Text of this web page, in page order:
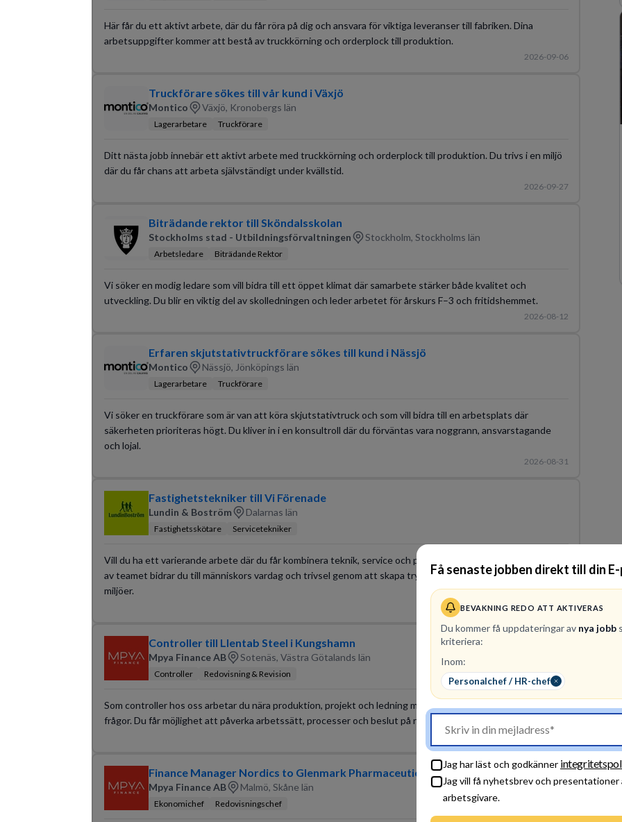
Få senaste jobben direkt till din
BEVAKNING REDO ATT AKTIVERAS
Du kommer få uppdateringar av nya jobb
kriteriera:
Inom:
Personalchef / HR-chef
Jag har läst och godkänner
Jag vill få nyhetsbrev och presentationer
arbetsgivare.
Här får du ett aktivt arbete, där du får röra på dig och ansvara för viktiga leveranser till fabriken. Dina
arbetsuppgifter kommer att bestå av truckkörning och orderplock till produktion.
2026-09-06
Truckförare sökes till vår kund i Växjö
Montico Växjö, Kronobergs län
Lagerarbetare Truckförare
Ditt nästa jobb innebär ett aktivt arbete med truckkörning och orderplock till produktion. Du trivs i en miljö
där du får chans att arbeta självständigt under kvällstid.
2026-09-27
Biträdande rektor till Sköndalsskolan
Stockholms stad - Utbildningsförvaltningen Stockholm, Stockholms län
Arbetsledare Biträdande Rektor
Vi söker en modig ledare som vill bidra till ett öppet klimat där samarbete stärker både kvalitet och
utveckling. Du blir en viktig del av skolledningen och leder arbetet för årskurs F–3 och fritidshemmet.
2026-08-12
Erfaren skjutstativtruckförare sökes till kund i Nässjö
Montico Nässjö, Jönköpings län
Lagerarbetare Truckförare
Vi söker en truckförare som är van att köra skjutstativtruck och som vill bidra till en arbetsplats där
säkerheten prioriteras högt. Du kliver in i en konsultroll där du förväntas vara noggrann, ansvarstagande
och lojal.
2026-08-31
Fastighetstekniker till Vi Förenade
Lundin & Boström Dalarnas län
Fastighetsskötare Servicetekniker
Vill du ha ett varierande arbete där du får kombinera teknik, service och problemlösning? Som en viktig del
av teamet bidrar du till människors vardag och trivsel genom att skapa trygga, välskötta och trivsamma
miljöer.
2026-08-24
Controller till Llentab Steel i Kungshamn
Mpya Finance AB Sotenäs, Västra Götalands län
Controller Redovisning & Revision
Som controller hos oss arbetar du nära produktion, projekt och ledning med både operativa och strategiska
frågor. Du får möjlighet att påverka arbetssätt, processer och beslut på riktigt.
2026-08-13
Finance Manager Nordics to Glenmark Pharmaceuticals Nordic AB
Mpya Finance AB Malmö, Skåne län
Ekonomichef Redovisningschef